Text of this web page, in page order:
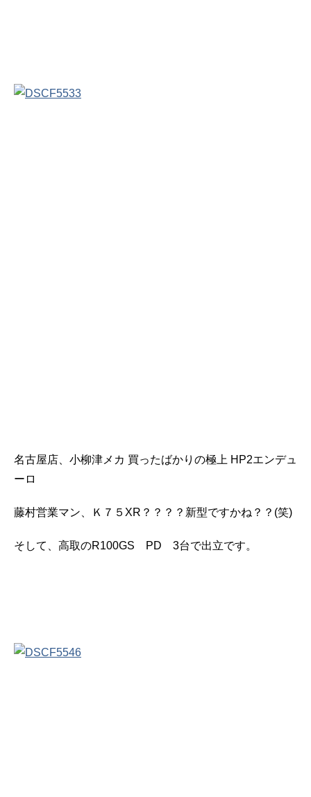
名古屋店、小柳津メカ 買ったばかりの極上 HP2エンデュ
ーロ
藤村営業マン、Ｋ７５XR？？？？新型ですかね？？(笑)
そして、高取のR100GS PD 3台で出立です。